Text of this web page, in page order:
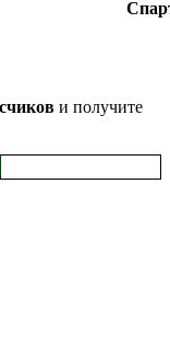
и получите